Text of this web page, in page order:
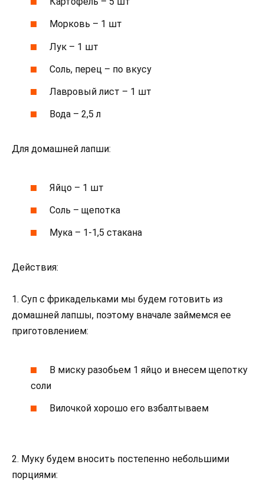
Морковь – 1 шт
Лук – 1 шт
Соль, перец – по вкусу
Лавровый лист – 1 шт
Вода – 2,5 л
Для домашней лапши:
Яйцо – 1 шт
Соль – щепотка
Мука – 1-1,5 стакана
Действия:
1. Суп с фрикадельками мы будем готовить из
домашней лапшы, поэтому вначале займемся ее
приготовлением:
В миску разобьем 1 яйцо и внесем щепотку
соли
Вилочкой хорошо его взбалтываем
2. Муку будем вносить постепенно небольшими
порциями: